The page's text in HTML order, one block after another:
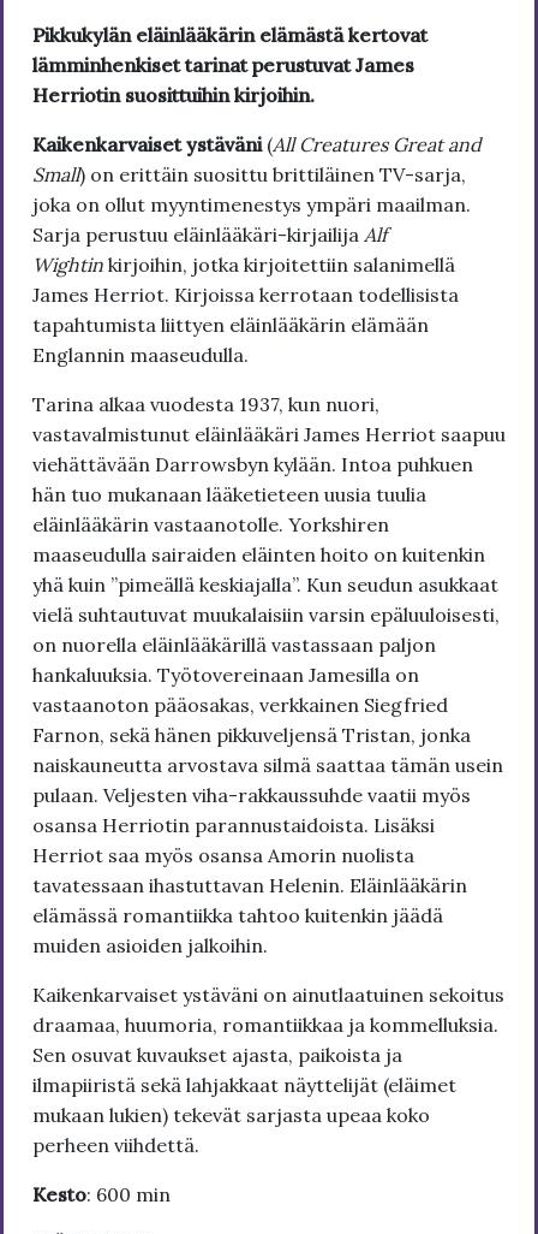
Pikkukylän eläinlääkärin elämästä kertovat
lämminhenkiset tarinat perustuvat James
Herriotin suosittuihin kirjoihin.
Kaikenkarvaiset ystäväni(All Creatures Great and
Small) on erittäin suosittu brittiläinen TV-sarja,
joka on ollut myyntimenestys ympäri maailman.
Sarja perustuu eläinlääkäri-kirjailija Alf
Wightin kirjoihin, jotka kirjoitettiin salanimellä
James Herriot. Kirjoissa kerrotaan todellisista
tapahtumista liittyen eläinlääkärin elämään
Englannin maaseudulla.
Tarina alkaa vuodesta 1937, kun nuori,
vastavalmistunut eläinlääkäri James Herriot saapuu
viehättävään Darrowsbyn kylään. Intoa puhkuen
hän tuo mukanaan lääketieteen uusia tuulia
eläinlääkärin vastaanotolle. Yorkshiren
maaseudulla sairaiden eläinten hoito on kuitenkin
yhä kuin ”pimeällä keskiajalla”. Kun seudun asukkaat
vielä suhtautuvat muukalaisiin varsin epäluuloisesti,
on nuorella eläinlääkärillä vastassaan paljon
hankaluuksia. Työtovereinaan Jamesilla on
vastaanoton pääosakas, verkkainen Siegfried
Farnon, sekä hänen pikkuveljensä Tristan, jonka
naiskauneutta arvostava silmä saattaa tämän usein
pulaan. Veljesten viha-rakkaussuhde vaatii myös
osansa Herriotin parannustaidoista. Lisäksi
Herriot saa myös osansa Amorin nuolista
tavatessaan ihastuttavan Helenin. Eläinlääkärin
elämässä romantiikka tahtoo kuitenkin jäädä
muiden asioiden jalkoihin.
Kaikenkarvaiset ystäväni on ainutlaatuinen sekoitus
draamaa, huumoria, romantiikkaa ja kommelluksia.
Sen osuvat kuvaukset ajasta, paikoista ja
ilmapiiristä sekä lahjakkaat näyttelijät (eläimet
mukaan lukien) tekevät sarjasta upeaa koko
perheen viihdettä.
Kesto: 600 min